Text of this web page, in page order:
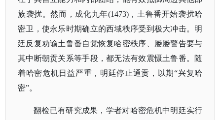
族袭扰。然而，成化九年(1473)，土鲁番开始袭扰哈
密卫，使永乐时期确立的西域秩序受到极大冲击。明
廷反复劝谕土鲁番自觉恢复哈密秩序、屡屡警告要与
其中断朝贡关系等手段，都无法有效震慑土鲁番。随
着哈密危机日益严重，明廷停止通贡，以期“兴复哈
密”。
翻检已有研究成果，学者对哈密危机中明廷实行